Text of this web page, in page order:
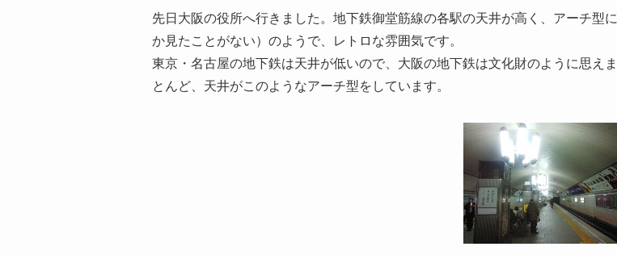
先日大阪の役所へ行きました。地下鉄御堂筋線の各駅の天井が高く、アーチ型
か見たことがない）のようで、レトロな雰囲気です。
東京・名古屋の地下鉄は天井が低いので、大阪の地下鉄は文化財のように思え
とんど、天井がこのようなアーチ型をしています。